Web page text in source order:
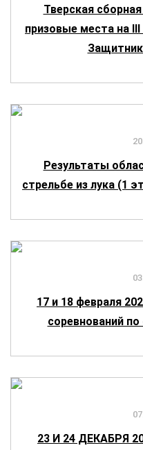
Тверская
призовые места на
Результаты
стрельбе из лука (1
17 и 18 февраля
соревнований по
23 И 24 ДЕКАБРЯ